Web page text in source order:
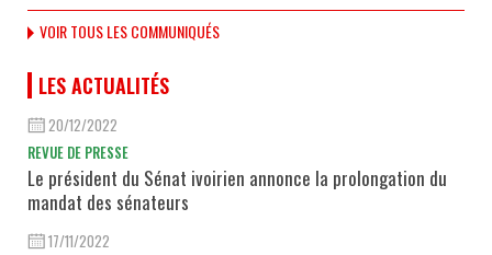
VOIR TOUS LES COMMUNIQUÉS
LES ACTUALITÉS
20/12/2022
REVUE DE PRESSE
Le président du Sénat ivoirien annonce la prolongation du
mandat des sénateurs
17/11/2022